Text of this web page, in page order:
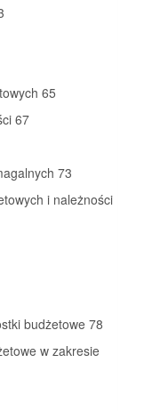
65
67
73
i należności
budżetowe 78
w zakresie